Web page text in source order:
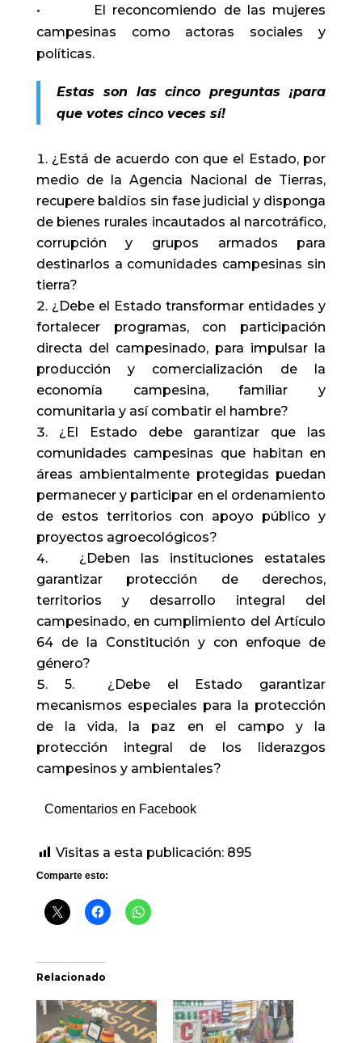
• El reconcomiendo de las mujeres
campesinas como actoras sociales y
políticas.
Estas son las cinco preguntas ¡para
que votes cinco veces sí!
¿Está de acuerdo con que el Estado, por
medio de la Agencia Nacional de Tierras,
recupere baldíos sin fase judicial y disponga
de bienes rurales incautados al narcotráfico,
corrupción y grupos armados para
destinarlos a comunidades campesinas sin
tierra?
¿Debe el Estado transformar entidades y
fortalecer programas, con participación
directa del campesinado, para impulsar la
producción y comercialización de la
economía campesina, familiar y
comunitaria y así combatir el hambre?
¿El Estado debe garantizar que las
comunidades campesinas que habitan en
áreas ambientalmente protegidas puedan
permanecer y participar en el ordenamiento
de estos territorios con apoyo público y
proyectos agroecológicos?
¿Deben las instituciones estatales
garantizar protección de derechos,
territorios y desarrollo integral del
campesinado, en cumplimiento del Artículo
64 de la Constitución y con enfoque de
género?
5. ¿Debe el Estado garantizar
mecanismos especiales para la protección
de la vida, la paz en el campo y la
protección integral de los liderazgos
campesinos y ambientales?
Comentarios en Facebook
Visitas a esta publicación: 895
Comparte esto:
Relacionado